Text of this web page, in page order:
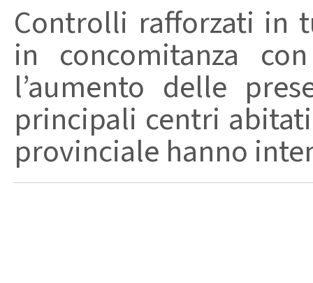
Controlli rafforzati in
in concomitanza
l’aumento delle
principali centri
provinciale hanno